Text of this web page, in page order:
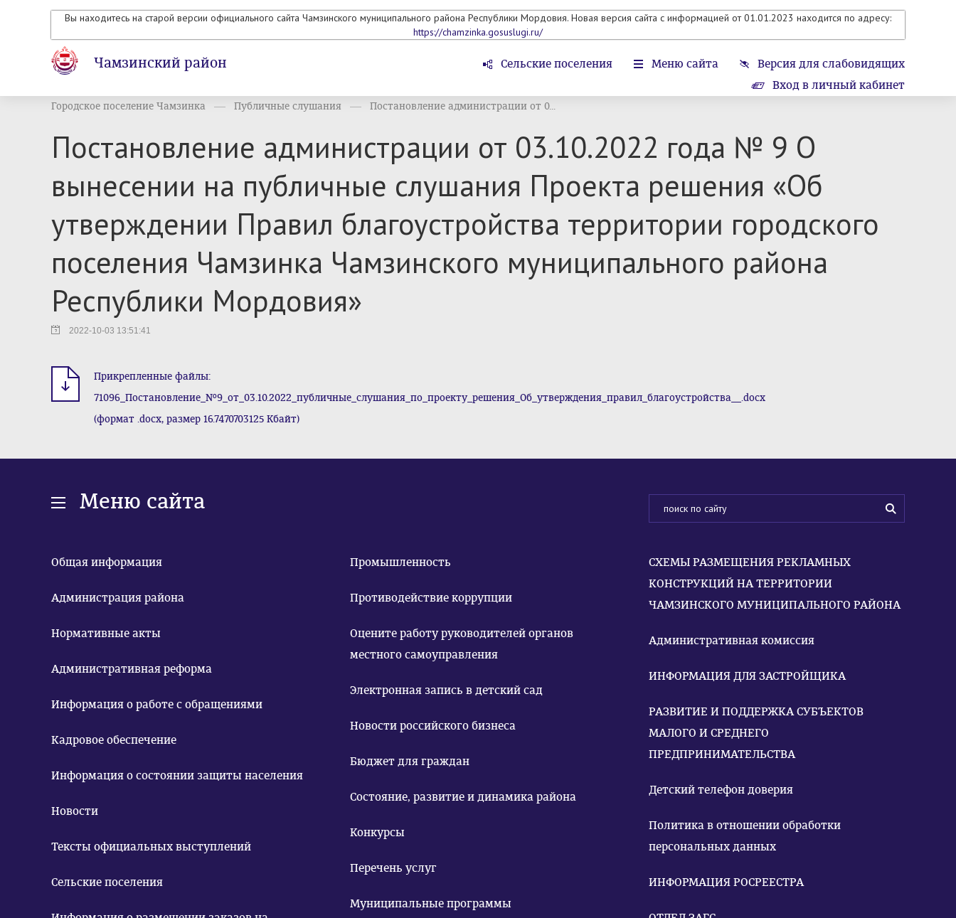
Вы находитесь на старой версии официального сайта Чамзинского муниципального района Республики Мордовия. Новая версия сайта с информацией от 01.01.2023 находится по адресу:
https://chamzinka.gosuslugi.ru/
Чамзинский район Сельские поселения Меню сайта
Версия для слабовидящих
Вход в личный кабинет
Городское поселение Чамзинка Публичные слушания Постановление администрации от 0...
Постановление администрации от 03.10.2022 года № 9 О
вынесении на публичные слушания Проекта решения «Об
утверждении Правил благоустройства территории городского
поселения Чамзинка Чамзинского муниципального района
Республики Мордовия»
2022-10-03 13:51:41
Прикрепленные файлы:
71096_Постановление_№9_от_03.10.2022_публичные_слушания_по_проекту_решения_Об_утверждения_правил_благоустройства__.docx
(формат .docx, размер 16.7470703125 Кбайт)
Меню сайта
Общая информация
Администрация района
Нормативные акты
Административная реформа
Информация о работе с обращениями
Кадровое обеспечение
Информация о состоянии защиты населения
Новости
Тексты официальных выступлений
Сельские поселения
Промышленность
Противодействие коррупции
Оцените работу руководителей органов
местного самоуправления
Электронная запись в детский сад
Новости российского бизнеса
Бюджет для граждан
Состояние, развитие и динамика района
Конкурсы
Перечень услуг
Муниципальные программы
СХЕМЫ РАЗМЕЩЕНИЯ РЕКЛАМНЫХ
КОНСТРУКЦИЙ НА ТЕРРИТОРИИ
ЧАМЗИНСКОГО МУНИЦИПАЛЬНОГО РАЙОНА
Административная комиссия
ИНФОРМАЦИЯ ДЛЯ ЗАСТРОЙЩИКА
РАЗВИТИЕ И ПОДДЕРЖКА СУБЪЕКТОВ
МАЛОГО И СРЕДНЕГО
ПРЕДПРИНИМАТЕЛЬСТВА
Детский телефон доверия
Политика в отношении обработки
персональных данных
ИНФОРМАЦИЯ РОСРЕЕСТРА